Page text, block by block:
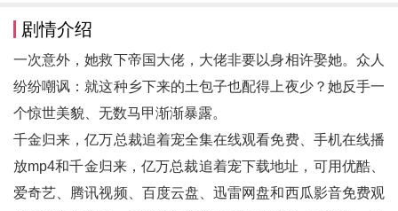
剧情介绍
一次意外，她救下帝国大佬，大佬非要以身相许娶她。众人
纷纷嘲讽：就这种乡下来的土包子也配得上夜少？她反手一
个惊世美貌、无数马甲渐渐暴露。
千金归来，亿万总裁追着宠全集在线观看免费、手机在线播
放mp4和千金归来，亿万总裁追着宠下载地址，可用优酷、
爱奇艺、腾讯视频、百度云盘、迅雷网盘和西瓜影音免费观